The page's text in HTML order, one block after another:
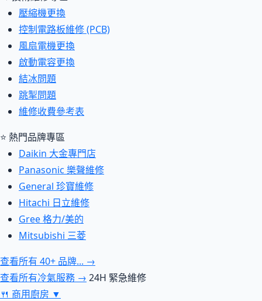
壓縮機更換
控制電路板維修 (PCB)
風扇電機更換
啟動電容更換
結冰問題
跳掣問題
維修收費參考表
⭐ 熱門品牌專區
Daikin 大金專門店
Panasonic 樂聲維修
General 珍寶維修
Hitachi 日立維修
Gree 格力/美的
Mitsubishi 三菱
查看所有 40+ 品牌... →
查看所有冷氣服務 → 24H 緊急維修
🍴 商用廚房 ▼